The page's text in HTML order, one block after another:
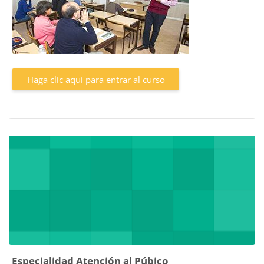
Haga clic aquí para entrar al curso
Especialidad Atención al Púbico